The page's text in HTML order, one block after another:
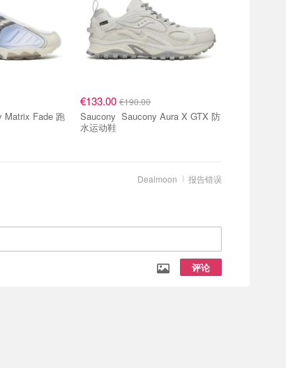
€133.00 €190.00
Saucony Saucony Aura X GTX 防
水运动鞋
报告错误
Dealmoon
评论